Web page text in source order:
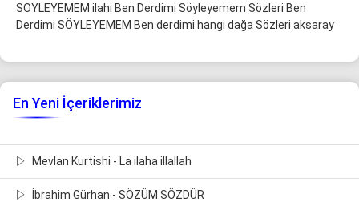
SÖYLEYEMEM ilahi Ben Derdimi Söyleyemem Sözleri Ben
Derdimi SÖYLEYEMEM Ben derdimi hangi dağa Sözleri aksaray
En Yeni İçeriklerimiz
Mevlan Kurtishi - La ilaha illallah
İbrahim Gürhan - SÖZÜM SÖZDÜR